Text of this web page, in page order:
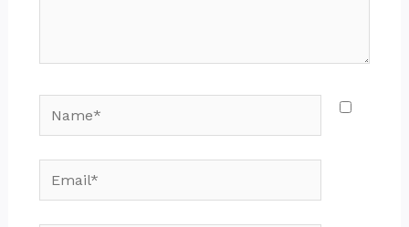
Name*
Email*